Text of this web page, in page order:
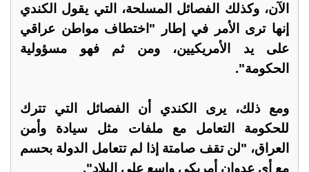
الآن، وكذلك الفصائل المسلحة، التي يقول الكندي
إنها ترى الأمر في إطار "اختطاف مواطن عراقي
على يد الأمريكيين، ومن ثم فهو مسؤولية
الحكومة".
ومع ذلك، يرى الكندي أن الفصائل التي تترك
للحكومة التعامل مع ملفات مثل سيادة وأمن
العراق، "لن تقف صامتة إذا لم تتعامل الدولة بحسم
مع أي عدوان أمريكي واسع على البلاد".